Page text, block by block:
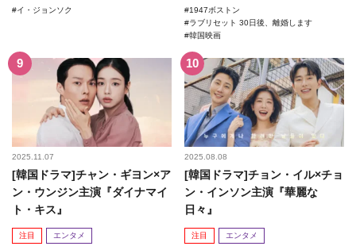
イ・ジョンソク
1947ボストン
ラブリセット 30日後、離婚します
韓国映画
2025.11.07
[韓国ドラマ]チャン・ギヨン×ア
ン・ウンジン主演『ダイナマイ
ト・キス』
注目 エンタメ
2025.08.08
[韓国ドラマ]チョン・イル×チョ
ン・インソン主演『華麗な
日々』
注目 エンタメ